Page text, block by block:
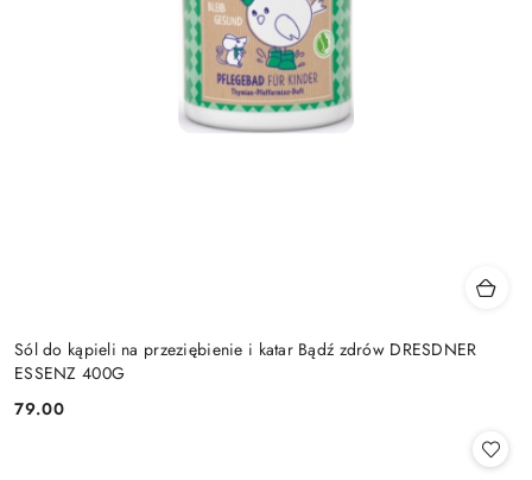
Sól do kąpieli na przeziębienie i katar Bądź zdrów DRESDNER
ESSENZ 400G
Cena:
79.00